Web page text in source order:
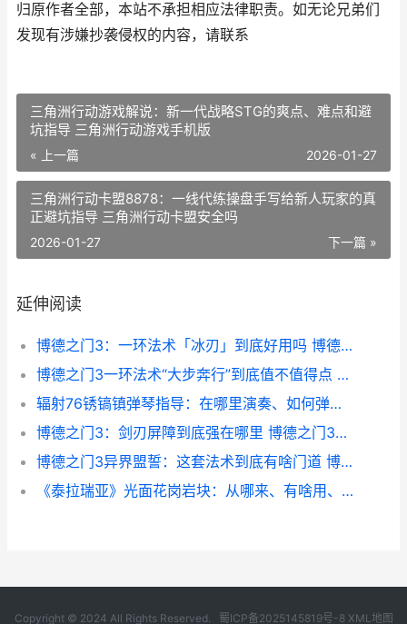
归原作者全部，本站不承担相应法律职责。如无论兄弟们
发现有涉嫌抄袭侵权的内容，请联系
三角洲行动游戏解说：新一代战略STG的爽点、难点和避
坑指导 三角洲行动游戏手机版
« 上一篇 2026-01-27
三角洲行动卡盟8878：一线代练操盘手写给新人玩家的真
正避坑指导 三角洲行动卡盟安全吗
下一篇 »
2026-01-27
延伸阅读
博德之门3：一环法术「冰刃」到底好用吗 博德之门3一化众多法阵
博德之门3一环法术“大步奔行”到底值不值得点 博德之门3一环和二环法术区别
辐射76锈镐镇弹琴指导：在哪里演奏、如何弹、要注意啥 辐射76 生锈的钥匙
博德之门3：剑刃屏障到底强在哪里 博德之门3剑咏者
博德之门3异界盟誓：这套法术到底有啥门道 博德之门3异界誓缚能抓什么
《泰拉瑞亚》光面花岗岩块：从哪来、有啥用、值得刷吗 泰拉瑞亚光之女皇掉落物品一览
Copyright © 2024 All Rights Reserved. 蜀ICP备2025145819号-8 XML地图